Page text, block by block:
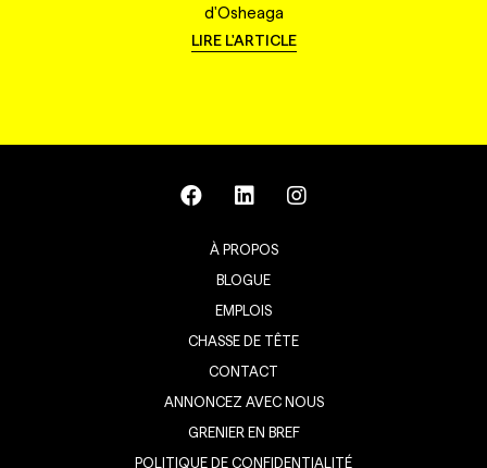
d'Osheaga
LIRE L'ARTICLE
À PROPOS
BLOGUE
EMPLOIS
CHASSE DE TÊTE
CONTACT
ANNONCEZ AVEC NOUS
GRENIER EN BREF
POLITIQUE DE CONFIDENTIALITÉ